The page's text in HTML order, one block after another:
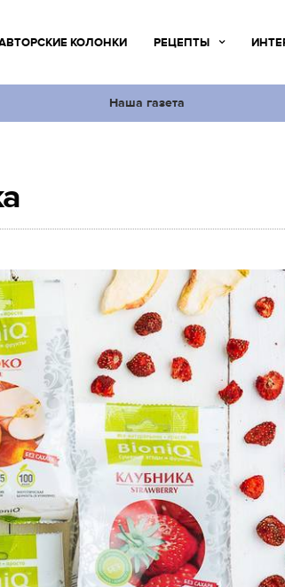
КОЛОНКИ РЕЦЕПТЫ
Наша газета